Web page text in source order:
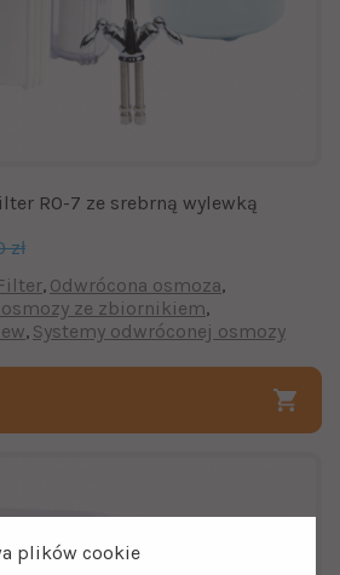
RO-7 ze srebrną wylewką
zł
Odwrócona osmoza
ze zbiornikiem
Systemy odwróconej osmozy
plików cookie